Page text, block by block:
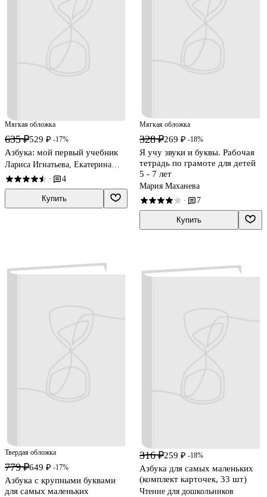
Мягкая обложка
635 ₽529 ₽ -17%
Азбука: мой первый учебник
Лариса Игнатьева, Екатерина
Колесникова
· 4
Купить
Мягкая обложка
328 ₽269 ₽ -18%
Я учу звуки и буквы. Рабочая
тетрадь по грамоте для детей
5 - 7 лет
Мария Маханева
· 7
Купить
Твердая обложка
779 ₽649 ₽ -17%
Азбука с крупными буквами
для самых маленьких
316 ₽259 ₽ -18%
Азбука для самых маленьких
(комплект карточек, 33 шт)
Чтение для дошкольников